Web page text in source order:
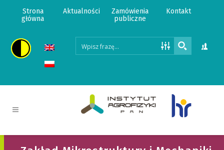
Strona
główna
Aktualności
Zamówienia
publiczne
Kontakt